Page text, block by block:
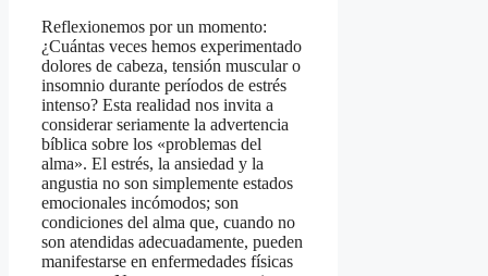
Reflexionemos por un momento:
¿Cuántas veces hemos experimentado
dolores de cabeza, tensión muscular o
insomnio durante períodos de estrés
intenso? Esta realidad nos invita a
considerar seriamente la advertencia
bíblica sobre los «problemas del
alma». El estrés, la ansiedad y la
angustia no son simplemente estados
emocionales incómodos; son
condiciones del alma que, cuando no
son atendidas adecuadamente, pueden
manifestarse en enfermedades físicas